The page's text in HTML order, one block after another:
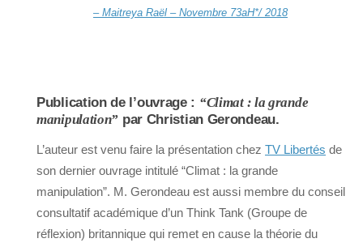
– Maitreya Raël – Novembre 73aH*/ 2018
Publication de l’ouvrage : “Climat : la grande
manipulation” par Christian Gerondeau.
L’auteur est venu faire la présentation chez TV Libertés de
son dernier ouvrage intitulé “Climat : la grande
manipulation”. M. Gerondeau est aussi membre du conseil
consultatif académique d’un Think Tank (Groupe de
réflexion) britannique qui remet en cause la théorie du